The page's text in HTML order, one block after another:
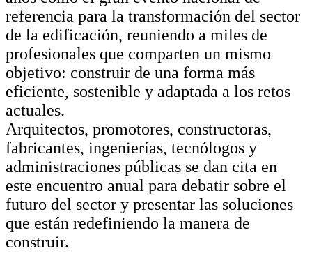
referencia para la transformación del sector
de la edificación, reuniendo a miles de
profesionales que comparten un mismo
objetivo: construir de una forma más
eficiente, sostenible y adaptada a los retos
actuales.
Arquitectos, promotores, constructoras,
fabricantes, ingenierías, tecnólogos y
administraciones públicas se dan cita en
este encuentro anual para debatir sobre el
futuro del sector y presentar las soluciones
que están redefiniendo la manera de
construir.